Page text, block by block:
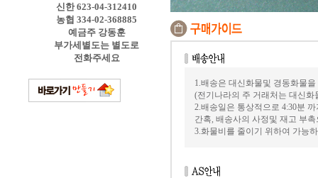
신한 623-04-312410
농협 334-02-368885
예금주 강동훈
부가세별도는 별도로
전화주세요
1.배송은 대신화물및 경동화물
(전기나라의 주 거래처는 대신화
2.배송일은 통상적으로 4:30분
간혹, 배송사의 사정및 재고 부
3.화물비를 줄이기 위하여 가능